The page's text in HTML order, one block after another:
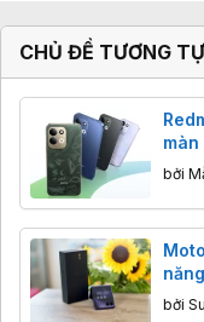
CHỦ ĐỀ TƯƠNG TỰ
xe"
bởi
bởi